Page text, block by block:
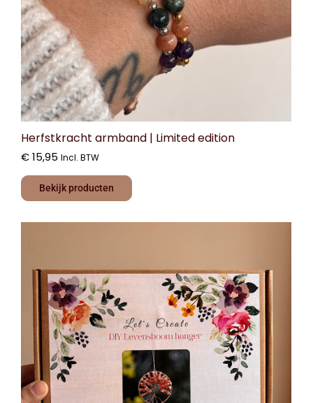
Herfstkracht armband | Limited edition
€15,95 Incl. BTW
Bekijk producten